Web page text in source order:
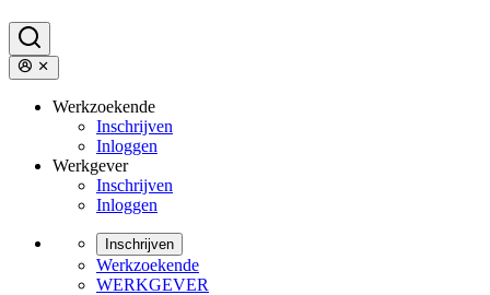
Werkzoekende
Inschrijven
Inloggen
Werkgever
Inschrijven
Inloggen
Inschrijven
Werkzoekende
WERKGEVER